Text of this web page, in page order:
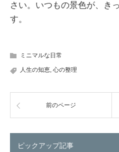
さい。いつもの景色が、き
す。
ミニマルな日常
人生の知恵, 心の整理
前のページ
ピックアップ記事